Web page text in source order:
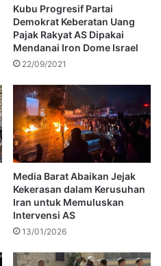
Kubu Progresif Partai
Demokrat Keberatan Uang
Pajak Rakyat AS Dipakai
Mendanai Iron Dome Israel
22/09/2021
Media Barat Abaikan Jejak
Kekerasan dalam Kerusuhan
Iran untuk Memuluskan
Intervensi AS
13/01/2026